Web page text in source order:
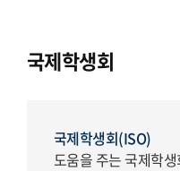
세계
국제학생회
국제학생회(ISO)
도움을 주는 국제학생